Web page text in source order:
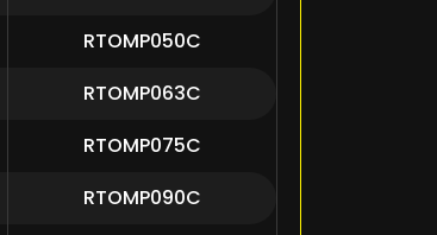
RTOMP050C
RTOMP063C
RTOMP075C
RTOMP090C